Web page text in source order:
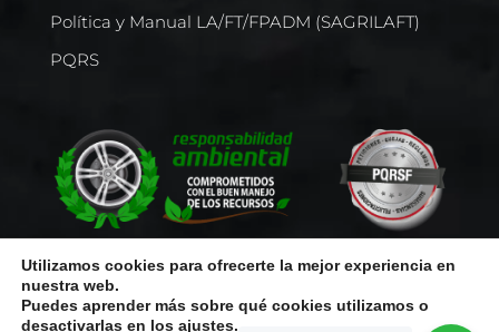
Política y Manual LA/FT/FPADM (SAGRILAFT)
PQRS
Todos los derechos reservados © Comercializadora Internacional
De Llantas S.A.S. | NIT 800239064-0
Utilizamos cookies para ofrecerte la mejor experiencia en
nuestra web.
Puedes aprender más sobre qué cookies utilizamos o
desactivarlas en los ajustes.